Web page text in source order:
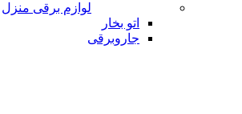
لوازم برقی منزل
اتو بخار
جاروبرقی